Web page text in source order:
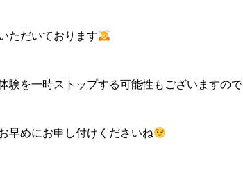
ただいております
験を一時ストップする可能性もございますので
早めにお申し付けくださいね